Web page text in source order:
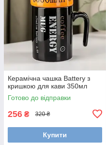
Керамічна чашка Battery з
кришкою для кави 350мл
Готово до відправки
256 ₴ 320 ₴
Купити